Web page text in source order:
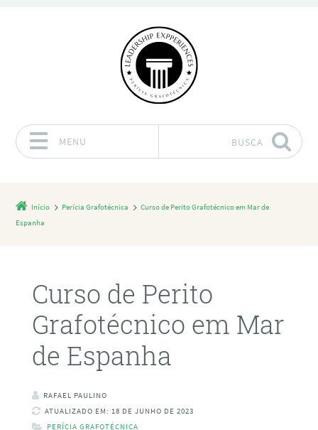
MENU BUSCA
Início Perícia Grafotécnica
Curso de Perito Grafotécnico em Mar de
Espanha
Curso de Perito
Grafotécnico em Mar
de Espanha
RAFAEL PAULINO
ATUALIZADO EM: 18 DE JUNHO DE 2023
PERÍCIA GRAFOTÉCNICA